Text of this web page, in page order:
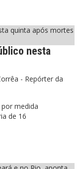
nesta
- Repórter da
medida
de 16